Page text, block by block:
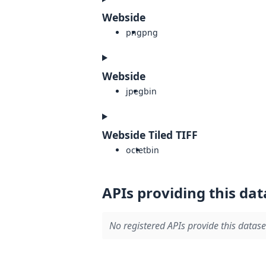
Webside
pngpng
Webside
jpegbin
Webside Tiled TIFF
octetbin
APIs providing this
No registered APIs provide this